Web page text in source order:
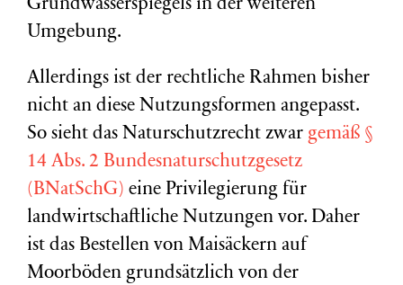
Grundwasserspiegels in der weiteren
Umgebung.
Allerdings ist der rechtliche Rahmen bisher
nicht an diese Nutzungsformen angepasst.
So sieht das Naturschutzrecht zwar gemäß §
14 Abs. 2 Bundesnaturschutzgesetz
(BNatSchG) eine Privilegierung für
landwirtschaftliche Nutzungen vor. Daher
ist das Bestellen von Maisäckern auf
Moorböden grundsätzlich von der